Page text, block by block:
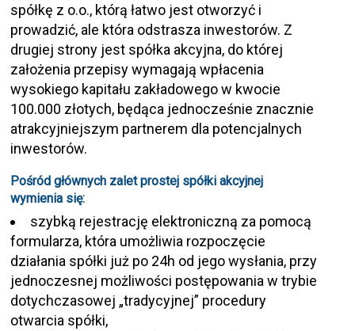
spółkę z o.o., którą łatwo jest otworzyć i
prowadzić, ale która odstrasza inwestorów. Z
drugiej strony jest spółka akcyjna, do której
założenia przepisy wymagają wpłacenia
wysokiego kapitału zakładowego w kwocie
100.000 złotych, będąca jednocześnie znacznie
atrakcyjniejszym partnerem dla potencjalnych
inwestorów.
Pośród głównych zalet prostej spółki akcyjnej
wymienia się:
szybką rejestrację elektroniczną za pomocą
formularza, która umożliwia rozpoczęcie
działania spółki już po 24h od jego wysłania, przy
jednoczesnej możliwości postępowania w trybie
dotychczasowej „tradycyjnej” procedury
otwarcia spółki,